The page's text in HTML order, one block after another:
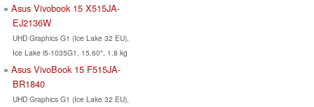
Asus Vivobook 15 X515JA-
EJ2136W
UHD Graphics G1 (Ice Lake 32 EU),
Ice Lake i5-1035G1, 15.60", 1.8 kg
Asus VivoBook 15 F515JA-
BR1840
UHD Graphics G1 (Ice Lake 32 EU),